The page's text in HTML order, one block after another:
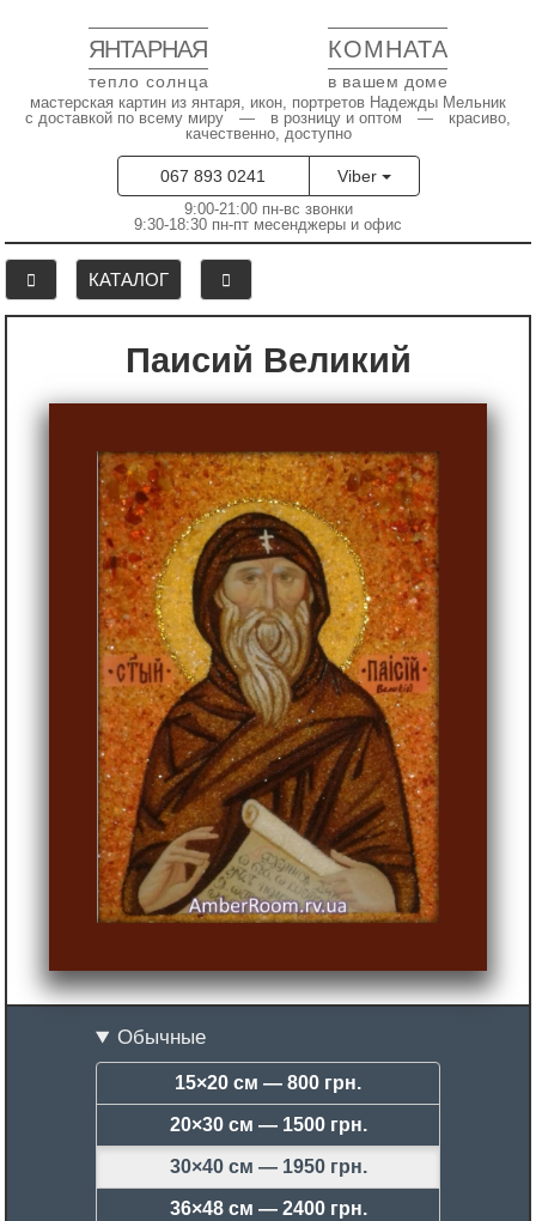
ЯНТАРНАЯ КОМНАТА
тепло солнца в вашем доме
мастерская картин из янтаря, икон, портретов Надежды Мельник
с доставкой по всему миру — в розницу и оптом — красиво,
качественно, доступно
067 893 0241 Viber
9:00-21:00 пн-вс звонки
9:30-18:30 пн-пт месенджеры и офис
КАТАЛОГ
Паисий Великий
Обычные
15×20 см — 800 грн.
20×30 см — 1500 грн.
30×40 см — 1950 грн.
36×48 см — 2400 грн.